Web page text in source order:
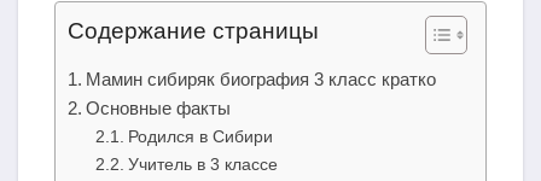
Содержание страницы
Мамин сибиряк биография 3 класс кратко
Основные факты
Родился в Сибири
Учитель в 3 классе